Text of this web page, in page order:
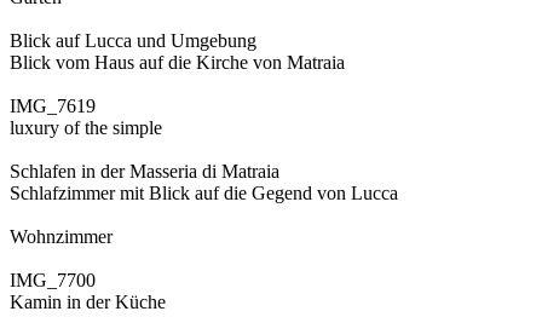
Blick auf Lucca und Umgebung
Blick vom Haus auf die Kirche von Matraia
IMG_7619
luxury of the simple
Schlafen in der Masseria di Matraia
Schlafzimmer mit Blick auf die Gegend von Lucca
Wohnzimmer
IMG_7700
Kamin in der Küche